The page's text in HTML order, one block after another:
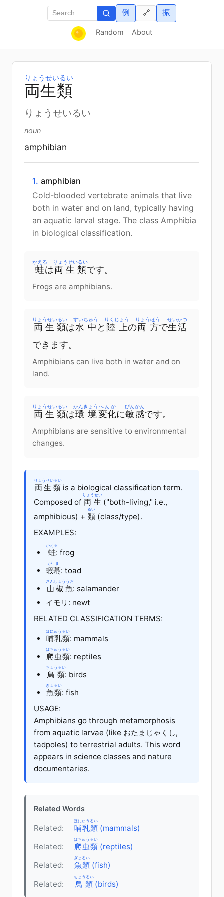
Random About
例 振
🔗
両生類
りょうせいるい
りょうせいるい
noun
amphibian
1. amphibian
Cold-blooded vertebrate animals that live
both in water and on land, typically having
an aquatic larval stage. The class Amphibia
in biological classification.
蛙
かえる
は両生類
りょうせいるい
です。
Frogs are amphibians.
両生類
りょうせいるい
は水中
すいちゅう
と 陸上
りくじょう
の両方
りょうほう
で生活
せいかつ
できます。
Amphibians can live both in water and on
land.
両生類
りょうせいるい
は環境
かんきょう
変化
へんか
に敏感
びんかん
です。
Amphibians are sensitive to environmental
changes.
両生類
りょうせいるい
is a biological classification term.
Composed of 両生
りょうせい
("both-living," i.e.,
amphibious) + 類
るい
(class/type).
EXAMPLES:
蛙
かえる
: frog
蝦蟇
がま
: toad
山椒魚
さんしょううお
: salamander
イモリ: newt
RELATED CLASSIFICATION TERMS:
哺乳類
ほにゅうるい
: mammals
爬虫類
はちゅうるい
: reptiles
鳥類
ちょうるい
: birds
魚類
ぎょるい
: fish
USAGE:
Amphibians go through metamorphosis
from aquatic larvae (like おたまじゃくし,
tadpoles) to terrestrial adults. This word
appears in science classes and nature
documentaries.
Related Words
Related: 哺乳類
ほにゅうるい
(mammals)
Related:
爬虫類
はちゅうるい
(reptiles)
Related:
魚類
ぎょるい
(fish)
Related:
鳥類
ちょうるい
(birds)